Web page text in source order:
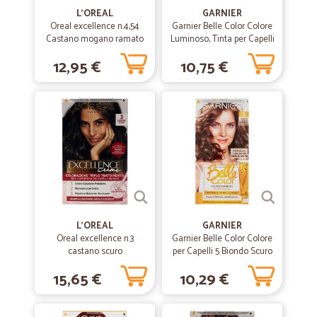
telefono e sono stati molto cordiali.. consiglio a tutti di rivolgersi a
Cicalia per chi volesse prodotti di ottima qualità!!
09/07/2020
— Giulio B.
Transazione perfetta. Servizi rapidi e cortesi
—Sabrina M.
Tutto perfetto
Tutto perfetto
—Ferruccio O.
Consegna di parola, il prodotto buono
L'OREAL
Oreal excellence n.4,54
Castano mogano ramato
12,95 €
GARNIER
Garnier Belle Color Colore
Luminoso, Tinta per Capelli
Bianchi 22 Castano
Naturale Nude
10,75 €
L'OREAL
Oreal excellence n.3
castano scuro
15,65 €
GARNIER
Garnier Belle Color Colore
per Capelli 5 Biondo Scuro
10,29 €